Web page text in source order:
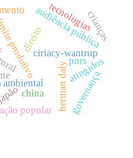
ciriacy-wantrup
herman daly
ambiental
audiência pública
popular
atingidos
direito
pnrs
china governança
tecnologiascrianças